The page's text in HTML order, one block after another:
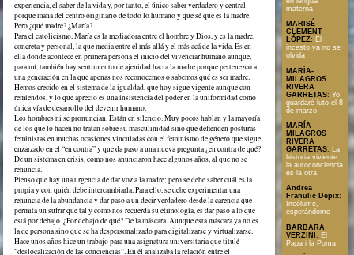
experiencia, el saber de la vida y, por tanto, el único saber verdadero y central
porque mana del centro originario de todo lo humano y que sé que es la madre.
Pero ¿qué madre? ¿María?
Para el catolicismo, María es la mediadora entre el hombre y Dios, y es la madre,
concreta y personal, la que media entre el más allá y el más acá de la vida. Es en
ella donde acontece en primera persona el inicio del vivenciar humano aunque,
para mí, también hay sentimiento de ajenidad hacia la madre porque pertenezco a
una generación en la que apenas nos reconocemos o sabemos qué es ser madre.
Hemos crecido en el sistema de la igualdad, que hoy sigue vigente aunque con
remiendos, y lo que aprecio es una insistencia del poder en la uniformidad como
única vía de desarrollo del devenir humano.
Los hombres ni se pronuncian. Están en silencio. Muy pocos hablan y la mayoría
de los que lo hacen no tratan sobre su masculinidad sino que defienden posturas
feministas en muchas ocasiones vinculadas con el feminismo de género que sigue
enzarzado en el “en contra” y que da paso a una nueva pregunta ¿en contra de qué?
De un sistema en crisis, como nos anunciaron hace algunos años, al que no se
renuncia.
Pienso que hay una urgencia de dar voz a la madre; pero se debe saber cuál es la
propia y con quién debe intercambiarla. Para ello, se debe experimentar una
renuncia de la abundancia y dar paso a un decir verdadero desde la carencia que
permita un sufrir que tal y como nos recuerda su etimología, es dar paso a lo que
está por debajo. ¿Por debajo de qué? De la máscara. Aunque esta máscara ya no es
la de persona sino que se ha despersonalizado para digitalizarse y virtualizarse.
Hace unos años hice un trabajo para una asignatura universitaria que titulé
“deslocalización de las conciencias”. En él analizaba la relación entre el
materna
MARISÉ
CLEMENT
LÓPEZ: El
incesto ya no se
olvida
MARÍA-
MILAGROS
RIVERA
GARRETAS: Yo
guardaré luto el 8
de marzo
MARÍA-
MILAGROS
RIVERA
GARRETAS:
La
historia viviente:
la autoconciencia
es la otra
Andrea
Franulic Depix:
Incólume,
esperándome
BARBARA
VERZINI : El
Papa i la Poma